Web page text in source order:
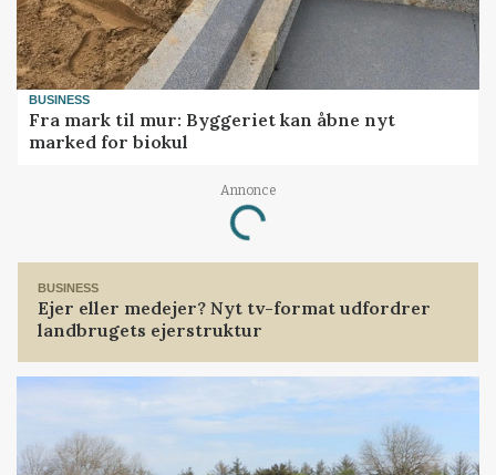
BUSINESS
Fra mark til mur: Byggeriet kan åbne nyt
marked for biokul
Annonce
Loading...
BUSINESS
Ejer eller medejer? Nyt tv-format udfordrer
landbrugets ejerstruktur